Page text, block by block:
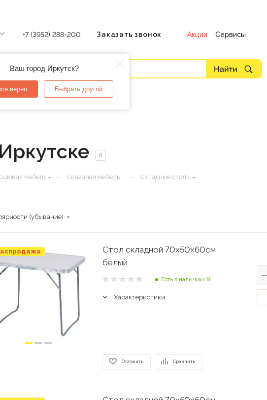
Ваш город Иркутск?
верно Выбрать другой
+7 (3952) 288-200 Заказать звонок Акции Сервисы
8
мебель — Складная мебель — Складные столы
(убывание)
Стол складной 70х50х60см
белый
Есть в наличии: 9
Характеристики
Отложить Сравнить